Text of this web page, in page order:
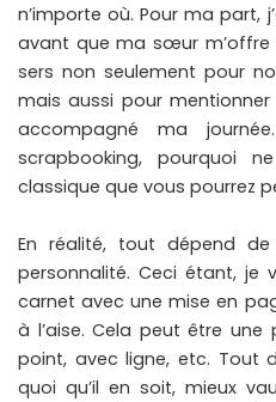
n’importe où. Pour ma part,
avant que ma sœur m’offre
sers non seulement pour
mais aussi pour
accompagné ma
scrapbooking, pourquoi
classique que vous pourrez
En réalité, tout dépend
personnalité. Ceci étant, je
carnet avec une mise en
à l’aise. Cela peut être
point, avec ligne, etc. Tout
quoi qu’il en soit, mieux